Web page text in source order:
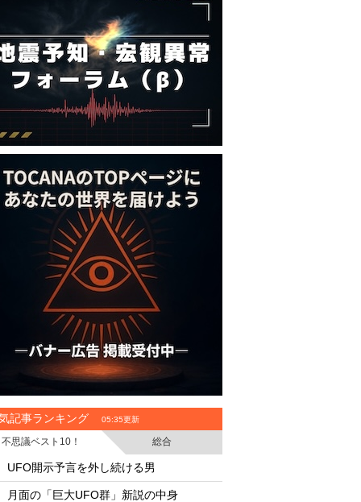
記事ランキング 05:35更新
不思議ベスト10！
総合
・
UFO開示予言を外し続ける男
・
月面の「巨大UFO群」新説の中身